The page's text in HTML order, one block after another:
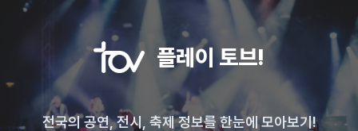
플레이 토브!
전국의 공연, 전시, 축제 정보를 한눈에 모아보기!